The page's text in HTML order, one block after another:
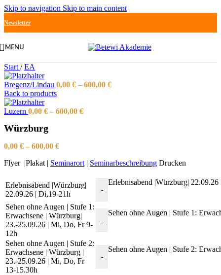
Skip to navigation Skip to main content
Newsletter
MENU
Start / EA
Bregenz/Lindau 0,00 € – 600,00 €
Back to products
Luzern 0,00 € – 600,00 €
Würzburg
0,00 € – 600,00 €
Flyer |Plakat | Seminarort | Seminarbeschreibung Drucken
Erlebnisabend |Würzburg|
22.09.26 | Di,19-21h
-
Erlebnisabend |Würzburg|
Sehen ohne Augen | Stufe 1:
Erwachsene | Würzburg|
23.-25.09.26 | Mi, Do, Fr 9-
12h
-
Sehen ohne Augen | Stufe 1:
Sehen ohne Augen | Stufe 2:
Erwachsene | Würzburg |
23.-25.09.26 | Mi, Do, Fr
13-15.30h
-
Sehen ohne Augen | Stufe 2: